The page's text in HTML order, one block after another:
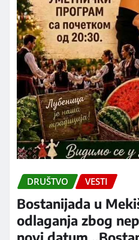
DRUŠTVO VESTI
Bostanijada u
odlaganja zbog